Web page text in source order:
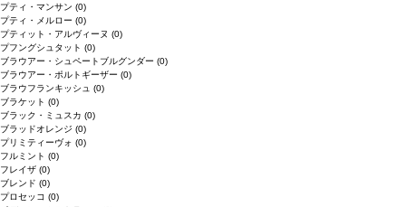
プティ・マンサン (0)
プティ・メルロー (0)
プティット・アルヴィーヌ (0)
プフングシュタット (0)
ブラウアー・シュペートブルグンダー (0)
ブラウアー・ポルトギーザー (0)
ブラウフランキッシュ (0)
ブラケット (0)
ブラック・ミュスカ (0)
ブラッドオレンジ (0)
プリミティーヴォ (0)
フルミント (0)
フレイザ (0)
ブレンド (0)
プロセッコ (0)